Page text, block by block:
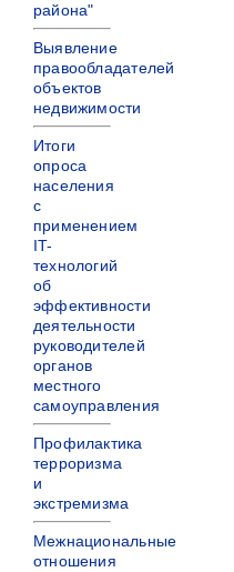
района"
Выявление
правообладателей
объектов
недвижимости
Итоги
опроса
населения
с
применением
IT-
технологий
об
эффективности
деятельности
руководителей
органов
местного
самоуправления
Профилактика
терроризма
и
экстремизма
Межнациональные
отношения